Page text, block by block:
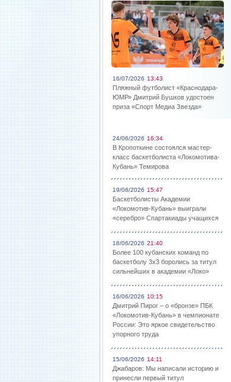
16/07/2026 13:43
Пляжный футболист «Краснодара-
ЮМР» Дмитрий Бушков удостоен
приза «Спорт Медиа Звезда»
24/06/2026 16:34
В Кропоткине состоялся мастер-
класс баскетболиста «Локомотива-
Кубань» Темирова
19/06/2026 15:47
Баскетболисты Академии
«Локомотив-Кубань» выиграли
«серебро» Спартакиады учащихся
18/06/2026 21:40
Более 100 кубанских команд по
баскетболу 3х3 боролись за титул
сильнейших в академии «Локо»
16/06/2026 10:15
Дмитрий Пирог – о «бронзе» ПБК
«Локомотив-Кубань» в чемпионате
России: Это яркое свидетельство
упорного труда
15/06/2026 14:11
Джабаров: Мы написали историю и
принесли первый титул